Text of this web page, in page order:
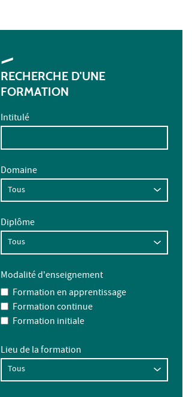
RECHERCHE D'UNE
FORMATION
Intitulé
Domaine
Diplôme
Modalité d'enseignement
Formation en apprentissage
Formation continue
Formation initiale
Lieu de la formation